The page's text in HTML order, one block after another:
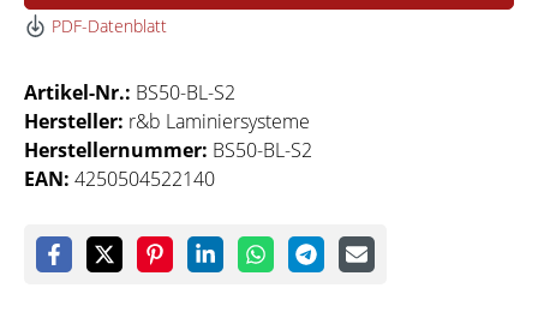
PDF-Datenblatt
Artikel-Nr.: BS50-BL-S2
Hersteller: r&b Laminiersysteme
Herstellernummer: BS50-BL-S2
EAN: 4250504522140